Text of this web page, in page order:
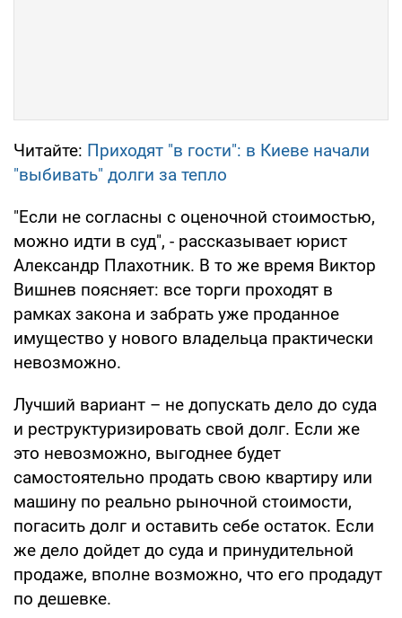
Читайте: Приходят "в гости": в Киеве начали
"выбивать" долги за тепло
"Если не согласны с оценочной стоимостью,
можно идти в суд", - рассказывает юрист
Александр Плахотник. В то же время Виктор
Вишнев поясняет: все торги проходят в
рамках закона и забрать уже проданное
имущество у нового владельца практически
невозможно.
Лучший вариант – не допускать дело до суда
и реструктуризировать свой долг. Если же
это невозможно, выгоднее будет
самостоятельно продать свою квартиру или
машину по реально рыночной стоимости,
погасить долг и оставить себе остаток. Если
же дело дойдет до суда и принудительной
продаже, вполне возможно, что его продадут
по дешевке.